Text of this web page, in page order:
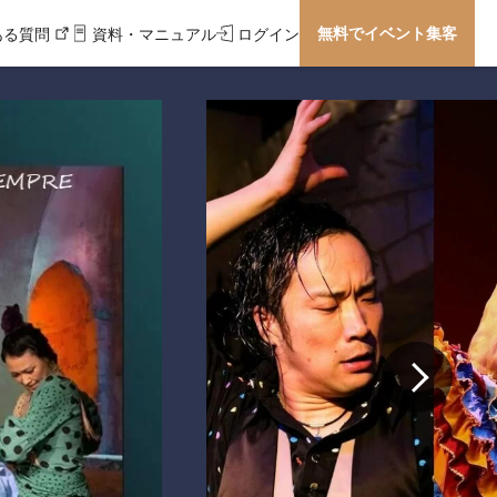
質問 資料・マニュアル ログイン 無料でイベント集客